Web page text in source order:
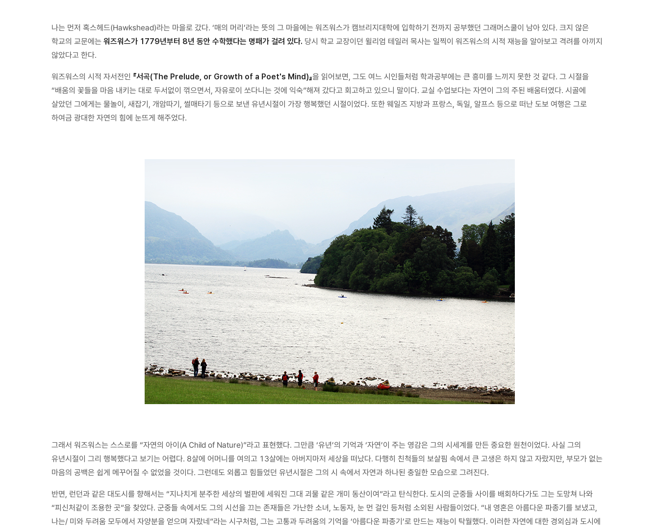
나는 먼저 혹스헤드(Hawkshead)라는 마을로 갔다. ‘매의 머리’라는 뜻의 그 마을에는 워즈워스가 캠브리지대학에 입학하기 전까지 공부했던 그래머스쿨이 남아 있다. 크지 않은
학교의 교문에는 워즈워스가 1779년부터 8년 동안 수학했다는 명패가 걸려 있다. 당시 학교 교장이던 윌리엄 테일러 목사는 일찍이 워즈워스의 시적 재능을 알아보고 격려를 아끼지
않았다고 한다.
워즈워스의 시적 자서전인 『서곡(The Prelude, or Growth of a Poet's Mind)』을 읽어보면, 그도 여느 시인들처럼 학과공부에는 큰 흥미를 느끼지 못한 것 같다. 그 시절을
“배움의 꽃들을 마음 내키는 대로 두서없이 꺾으면서, 자유로이 쏘다니는 것에 익숙”해져 갔다고 회고하고 있으니 말이다. 교실 수업보다는 자연이 그의 주된 배움터였다. 시골에
살았던 그에게는 물놀이, 새잡기, 개암따기, 썰매타기 등으로 보낸 유년시절이 가장 행복했던 시절이었다. 또한 웨일즈 지방과 프랑스, 독일, 알프스 등으로 떠난 도보 여행은 그로
하여금 광대한 자연의 힘에 눈뜨게 해주었다.
그래서 워즈워스는 스스로를 “자연의 아이(A Child of Nature)”라고 표현했다. 그만큼 ‘유년’의 기억과 ‘자연’이 주는 영감은 그의 시세계를 만든 중요한 원천이었다. 사실 그의
유년시절이 그리 행복했다고 보기는 어렵다. 8살에 어머니를 여의고 13살에는 아버지마저 세상을 떠났다. 다행히 친척들의 보살핌 속에서 큰 고생은 하지 않고 자랐지만, 부모가 없는
마음의 공백은 쉽게 메꾸어질 수 없었을 것이다. 그런데도 외롭고 힘들었던 유년시절은 그의 시 속에서 자연과 하나된 충일한 모습으로 그려진다.
반면, 런던과 같은 대도시를 향해서는 “지나치게 분주한 세상의 벌판에 세워진 그대 괴물 같은 개미 동산이여”라고 탄식한다. 도시의 군중들 사이를 배회하다가도 그는 도망쳐 나와
“피신처같이 조용한 곳”을 찾았다. 군중들 속에서도 그의 시선을 끄는 존재들은 가난한 소녀, 노동자, 눈 먼 걸인 등처럼 소외된 사람들이었다. “내 영혼은 아름다운 파종기를 보냈고,
나는/ 미와 두려움 모두에서 자양분을 얻으며 자랐네”라는 시구처럼, 그는 고통과 두려움의 기억을 ‘아름다운 파종기’로 만드는 재능이 탁월했다. 이러한 자연에 대한 경외심과 도시에